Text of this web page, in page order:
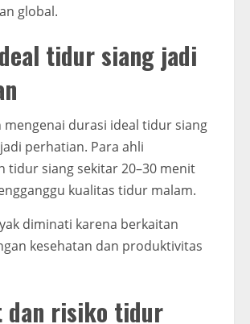
global.
tidur siang jadi
mengenai durasi ideal tidur siang
perhatian. Para ahli
tidur siang sekitar 20–30 menit
kualitas tidur malam.
diminati karena berkaitan
kesehatan dan produktivitas
dan risiko tidur